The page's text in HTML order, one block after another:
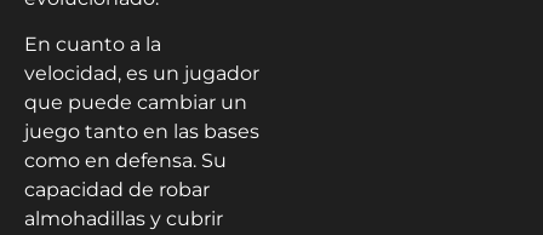
En cuanto a la
velocidad, es un jugador
que puede cambiar un
juego tanto en las bases
como en defensa. Su
capacidad de robar
almohadillas y cubrir